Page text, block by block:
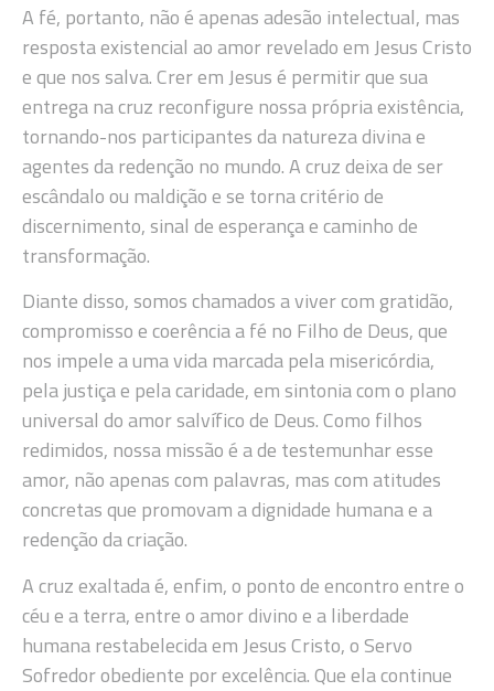
A fé, portanto, não é apenas adesão intelectual, mas
resposta existencial ao amor revelado em Jesus Cristo
e que nos salva. Crer em Jesus é permitir que sua
entrega na cruz reconfigure nossa própria existência,
tornando-nos participantes da natureza divina e
agentes da redenção no mundo. A cruz deixa de ser
escândalo ou maldição e se torna critério de
discernimento, sinal de esperança e caminho de
transformação.
Diante disso, somos chamados a viver com gratidão,
compromisso e coerência a fé no Filho de Deus, que
nos impele a uma vida marcada pela misericórdia,
pela justiça e pela caridade, em sintonia com o plano
universal do amor salvífico de Deus. Como filhos
redimidos, nossa missão é a de testemunhar esse
amor, não apenas com palavras, mas com atitudes
concretas que promovam a dignidade humana e a
redenção da criação.
A cruz exaltada é, enfim, o ponto de encontro entre o
céu e a terra, entre o amor divino e a liberdade
humana restabelecida em Jesus Cristo, o Servo
Sofredor obediente por excelência. Que ela continue